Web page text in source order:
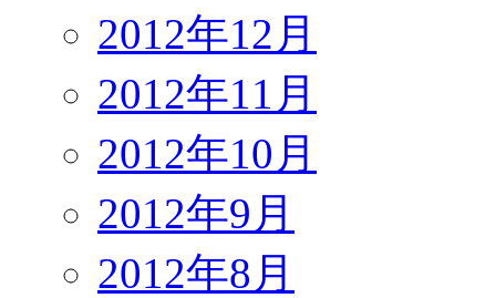
2012年12月
2012年11月
2012年10月
2012年9月
2012年8月